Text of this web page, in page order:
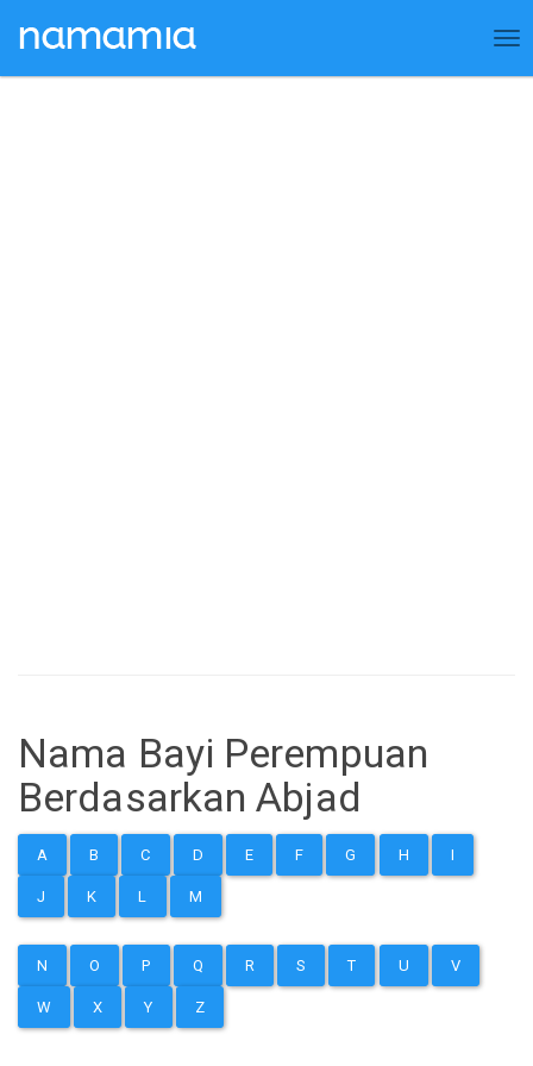
Nama Bayi Perempuan
Berdasarkan Abjad
A B C D E F G H I
J K L M
N O P Q R S T U V
W X Y Z